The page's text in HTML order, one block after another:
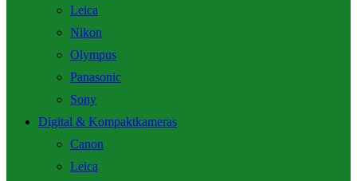
Leica
Nikon
Olympus
Panasonic
Sony
Digital & Kompaktkameras
Canon
Leica